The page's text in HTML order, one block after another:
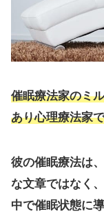
催眠療法家のミ
あり心理療法家
彼の催眠療法は
な文章ではなく
中で催眠状態に